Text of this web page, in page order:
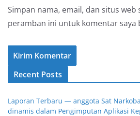
Simpan nama, email, dan situs web
peramban ini untuk komentar saya
Recent Posts
Laporan Terbaru — anggota Sat
dinamis dalam Pengimputan Aplikasi